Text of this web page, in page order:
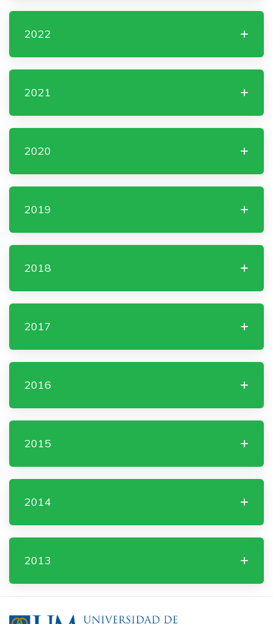
2022
2021
2020
2019
2018
2017
2016
2015
2014
2013